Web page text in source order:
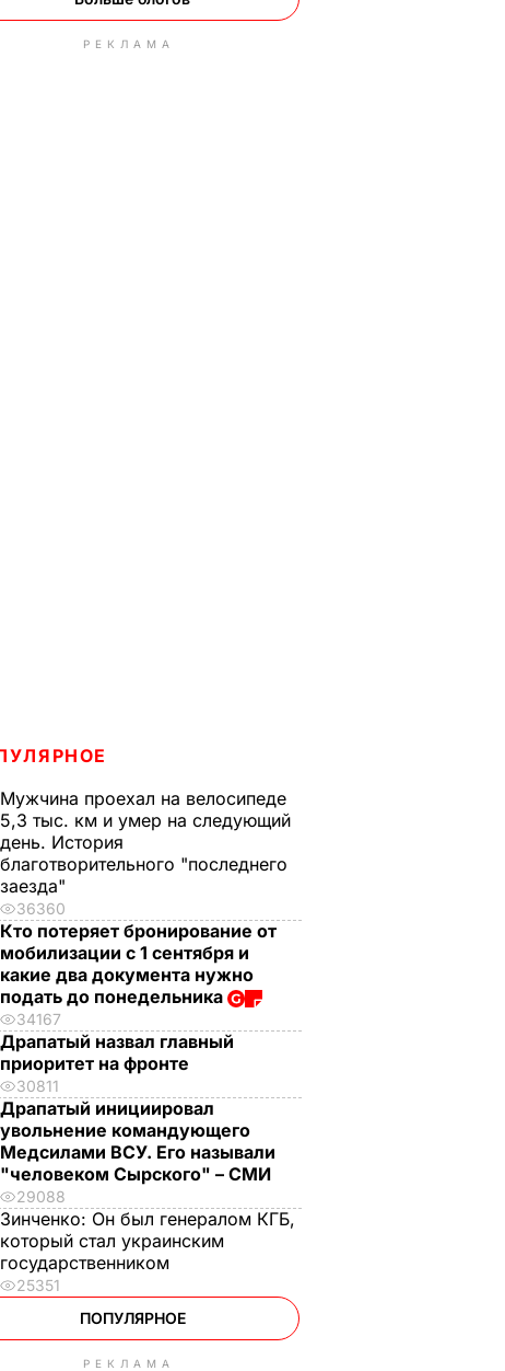
РЕКЛАМА
Мужчина проехал на велосипеде
5,3 тыс. км и умер на следующий
день. История
благотворительного "последнего
заезда"
36360
Кто потеряет бронирование от
мобилизации с 1 сентября и
какие два документа нужно
подать до понедельника
34167
Драпатый назвал главный
приоритет на фронте
30811
Драпатый инициировал
увольнение командующего
Медсилами ВСУ. Его называли
"человеком Сырского" – СМИ
29088
Зинченко: Он был генералом КГБ,
который стал украинским
государственником
25351
ПОПУЛЯРНОЕ
РЕКЛАМА